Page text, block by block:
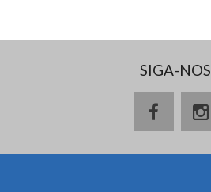
SIGA-NOS